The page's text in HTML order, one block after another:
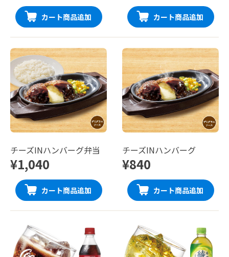
カート商品追加 カート商品追加
チーズINハンバーグ弁当
¥1,040
カート商品追加
チーズINハンバーグ
¥840
カート商品追加